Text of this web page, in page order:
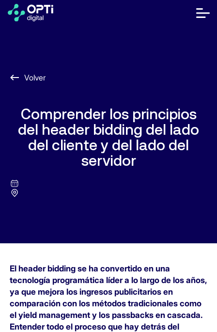
Saltar
contenido
Sobre Nosotros
¿Hablamos?
Volver
Comprender los principios
del header bidding del lado
del cliente y del lado del
servidor
El header bidding se ha convertido en una
tecnología programática líder a lo largo de los años,
ya que mejora los ingresos publicitarios en
comparación con los métodos tradicionales como
el yield management y los passbacks en cascada.
Entender todo el proceso que hay detrás del